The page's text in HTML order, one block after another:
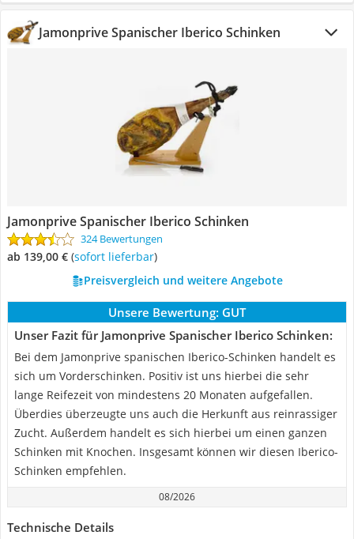
Jamonprive Spanischer Iberico Schinken
Jamonprive Spanischer Iberico Schinken
324 Bewertungen
ab 139,00 € ( Sofort lieferbar)
Preisvergleich und weitere Angebote
Unsere Bewertung: GUT
Unser Fazit für Jamonprive Spanischer Iberico Schinken:
Bei dem Jamonprive spanischen Iberico-Schinken handelt es
sich um Vorderschinken. Positiv ist uns hierbei die sehr
lange Reifezeit von mindestens 20 Monaten aufgefallen.
Überdies überzeugte uns auch die Herkunft aus reinrassiger
Zucht. Außerdem handelt es sich hierbei um einen ganzen
Schinken mit Knochen. Insgesamt können wir diesen Iberico-
Schinken empfehlen.
08/2026
Technische Details